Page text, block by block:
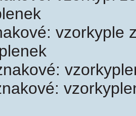
vzorkyple